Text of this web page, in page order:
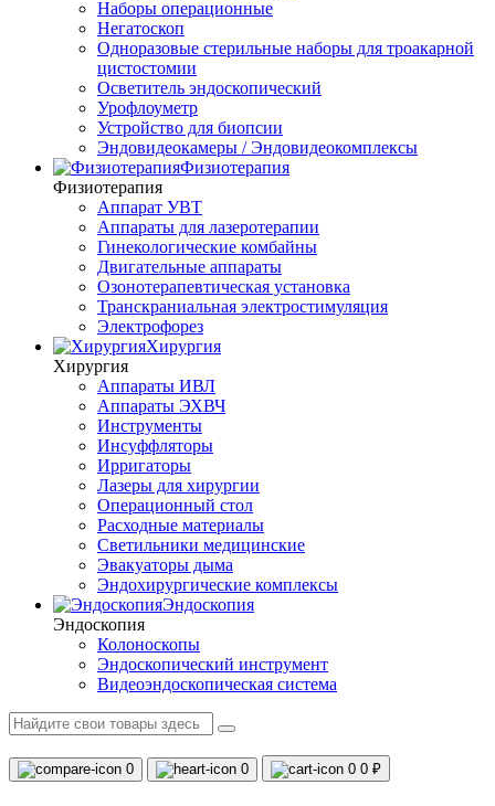
Наборы операционные
Негатоскоп
Одноразовые стерильные наборы для троакарной
цистостомии
Осветитель эндоскопический
Урофлоуметр
Устройство для биопсии
Эндовидеокамеры / Эндовидеокомплексы
Физиотерапия
Физиотерапия
Аппарат УВТ
Аппараты для лазеротерапии
Гинекологические комбайны
Двигательные аппараты
Озонотерапевтическая установка
Транскраниальная электростимуляция
Электрофорез
Хирургия
Хирургия
Аппараты ИВЛ
Аппараты ЭХВЧ
Инструменты
Инсуффляторы
Ирригаторы
Лазеры для хирургии
Операционный стол
Расходные материалы
Светильники медицинские
Эвакуаторы дыма
Эндохирургические комплексы
Эндоскопия
Эндоскопия
Колоноскопы
Эндоскопический инструмент
Видеоэндоскопическая система
0 0 0 0 ₽